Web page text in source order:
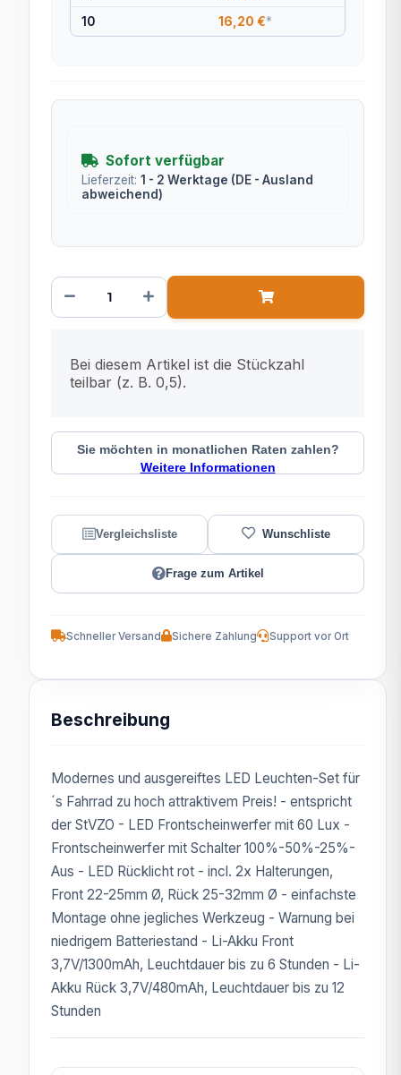
10 16,20 €*
Sofort verfügbar
Lieferzeit: 1 - 2 Werktage (DE - Ausland
abweichend)
Bei diesem Artikel ist die Stückzahl
teilbar (z. B. 0,5).
Sie möchten in monatlichen Raten zahlen?
Weitere Informationen
Frage zum Artikel
Schneller Versand Sichere Zahlung Support vor Ort
Beschreibung
Modernes und ausgereiftes LED Leuchten-Set für
´s Fahrrad zu hoch attraktivem Preis! - entspricht
der StVZO - LED Frontscheinwerfer mit 60 Lux -
Frontscheinwerfer mit Schalter 100%-50%-25%-
Aus - LED Rücklicht rot - incl. 2x Halterungen,
Front 22-25mm Ø, Rück 25-32mm Ø - einfachste
Montage ohne jegliches Werkzeug - Warnung bei
niedrigem Batteriestand - Li-Akku Front
3,7V/1300mAh, Leuchtdauer bis zu 6 Stunden - Li-
Akku Rück 3,7V/480mAh, Leuchtdauer bis zu 12
Stunden